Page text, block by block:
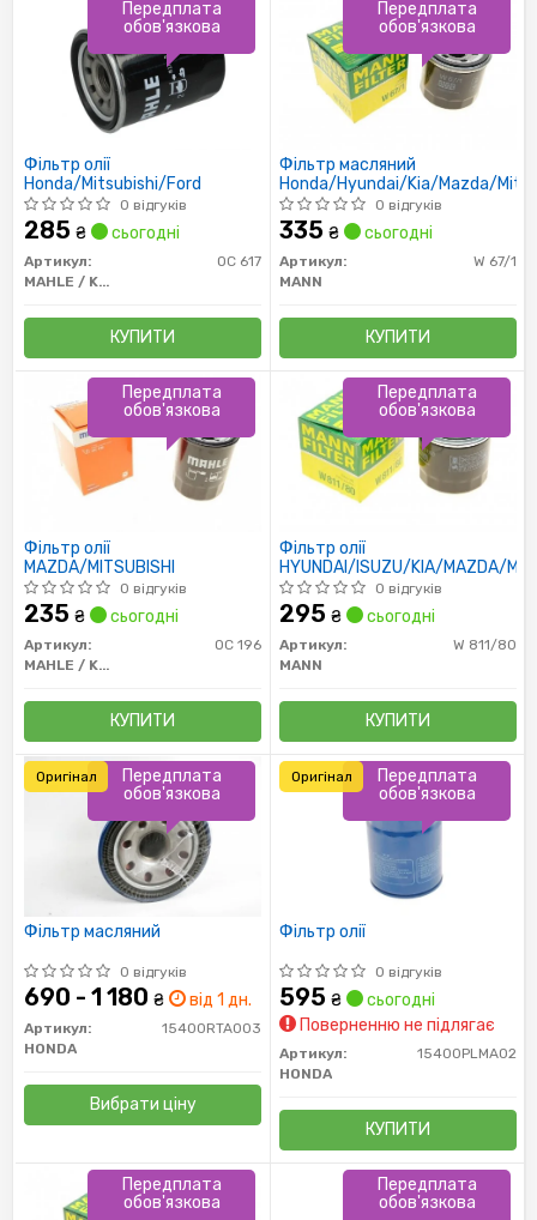
Фільтр олії
Honda/Mitsubishi/Ford
0 відгуків
285 ₴ сьогодні
Артикул:
OC 617
MAHLE / KNECHT
КУПИТИ
Передплата
обов'язкова
Фільтр масляний
Honda/Hyundai/Kia/Mazda/
0 відгуків
335 ₴ сьогодні
Артикул:
W 67/1
MANN
КУПИТИ
Передплата
обов'язкова
Фільтр олії
MAZDA/MITSUBISHI
0 відгуків
235 ₴ сьогодні
Артикул:
OC 196
MAHLE / KNECHT
КУПИТИ
Передплата
обов'язкова
Фільтр олії
HYUNDAI/ISUZU/KIA/MAZDA/
0 відгуків
295 ₴ сьогодні
Артикул:
W 811/80
MANN
КУПИТИ
Передплата
обов'язкова
Фільтр масляний
0 відгуків
690 - 1 180 ₴ від 1 дн.
Артикул:
15400RTA003
HONDA
Вибрати ціну
Передплата
обов'язкова
Оригінал
Фільтр олії
0 відгуків
595 ₴
сьогодні
Поверненню не підлягає
Артикул:
15400PLMA02
HONDA
КУПИТИ
Передплата
обов'язкова
Оригінал
Передплата
обов'язкова
Передплата
обов'язкова